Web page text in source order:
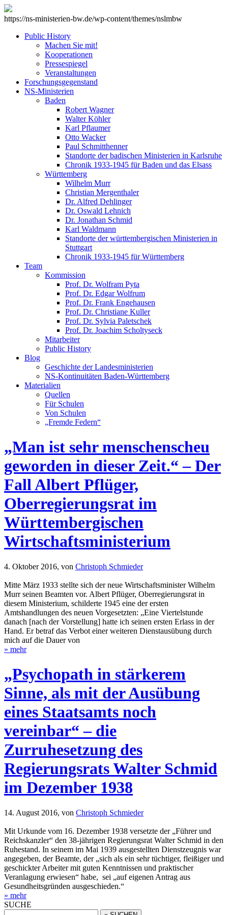
https://ns-ministerien-bw.de/wp-content/themes/nslmbw
Public History
Machen Sie mit!
Kooperationen
Pressespiegel
Veranstaltungen
Forschungsgegenstand
NS-Ministerien
Baden
Robert Wagner
Walter Köhler
Karl Pflaumer
Otto Wacker
Paul Schmitthenner
Standorte der badischen Ministerien in Karlsruhe
Chronik 1933-1945 für Baden und das Elsass
Württemberg
Wilhelm Murr
Christian Mergenthaler
Dr. Alfred Dehlinger
Dr. Oswald Lehnich
Dr. Jonathan Schmid
Karl Waldmann
Standorte der württembergischen Ministerien in
Stuttgart
Chronik 1933-1945 für Württemberg
Team
Kommission
Prof. Dr. Wolfram Pyta
Prof. Dr. Edgar Wolfrum
Prof. Dr. Frank Engehausen
Prof. Dr. Christiane Kuller
Prof. Dr. Sylvia Paletschek
Prof. Dr. Joachim Scholtyseck
Mitarbeiter
Public History
Blog
Geschichte der Landesministerien
NS-Kontinuitäten Baden-Württemberg
Materialien
Quellen
Für Schulen
Von Schulen
„Fremde Federn“
„Man ist sehr menschenscheu
geworden in dieser Zeit.“ – Der
Fall Albert Pflüger,
Oberregierungsrat im
Württembergischen
Wirtschaftsministerium
4. Oktober 2016, von Christoph Schmieder
Mitte März 1933 stellte sich der neue Wirtschaftsminister Wilhelm
Murr seinen Beamten vor. Albert Pflüger, Oberregierungsrat in
diesem Ministerium, schilderte 1945 eine der ersten
Amtshandlungen des neuen Vorgesetzten: „Eine Viertelstunde
danach [nach der Vorstellung] hatte ich seinen ersten Erlass in der
Hand. Er betraf das Verbot einer weiteren Dienstausübung durch
mich auf die Dauer von
» mehr
„Psychopath in stärkerem
Sinne, als mit der Ausübung
eines Staatsamts noch
vereinbar“ – die
Zurruhesetzung des
Regierungsrats Walter Schmid
im Dezember 1938
14. August 2016, von Christoph Schmieder
Mit Urkunde vom 16. Dezember 1938 versetzte der „Führer und
Reichskanzler“ den 38-jährigen Regierungsrat Walter Schmid in den
Ruhestand. In seinem im Mai 1939 ausgestellten Dienstzeugnis war
angegeben, der Beamte, der „sich als ein sehr tüchtiger, fleißiger und
geschickter Arbeiter mit guten Kenntnissen und praktischer
Veranlagung erwiesen“ habe, sei „auf eigenen Antrag aus
Gesundheitsgründen ausgeschieden.“
» mehr
SUCHE